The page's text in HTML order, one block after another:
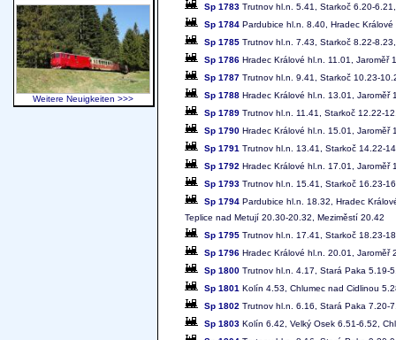
Sp 1783 Trutnov hl.n. 5.41, Starkoč 6.20-
Sp 1784 Pardubice hl.n. 8.40, Hradec
Sp 1785 Trutnov hl.n. 7.43, Starkoč 8.22-
Sp 1786 Hradec Králové hl.n. 11.01, Jaroměř
Sp 1787 Trutnov hl.n. 9.41, Starkoč 10.23-
Sp 1788 Hradec Králové hl.n. 13.01,
Sp 1789 Trutnov hl.n. 11.41, Starkoč 12.22-
Sp 1790 Hradec Králové hl.n. 15.01,
Sp 1791 Trutnov hl.n. 13.41, Starkoč 14.22-
Sp 1792 Hradec Králové hl.n. 17.01,
Sp 1793 Trutnov hl.n. 15.41, Starkoč 16.23-
Sp 1794 Pardubice hl.n. 18.32, Hradec
Teplice nad Metují 20.30-20.32, Meziměstí 20.42
Sp 1795 Trutnov hl.n. 17.41, Starkoč 18.23-
Sp 1796 Hradec Králové hl.n. 20.01,
Sp 1800 Trutnov hl.n. 4.17, Stará Paka 5.19-
Sp 1801 Kolín 4.53, Chlumec nad Cidlinou
Sp 1802 Trutnov hl.n. 6.16, Stará Paka 7.20-
Sp 1803 Kolín 6.42, Velký Osek 6.51-6.52,
Weitere Neuigkeiten >>>